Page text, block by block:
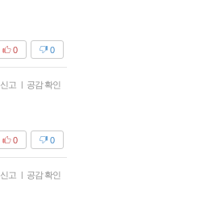
0
0
신고 | 공감 확인
0
0
신고 | 공감 확인